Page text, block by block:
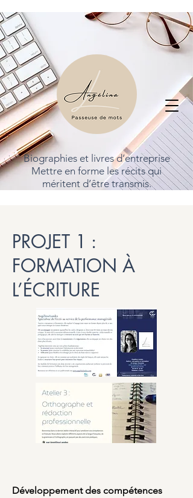
Biographies et livres d’entreprise
Mettre en forme les récits qui
méritent d’être transmis.
PROJET 1 :
FORMATION À
L’ÉCRITURE
Développement des compétences